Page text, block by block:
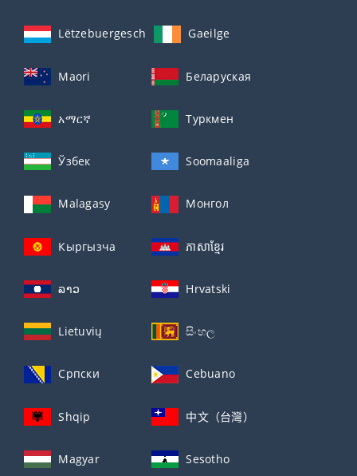
Lëtzebuergesch Gaeilge
Maori Беларуская
አማርኛ Туркмен
Ўзбек Soomaaliga
Malagasy Монгол
Кыргызча ភាសាខ្មែរ
ລາວ Hrvatski
Lietuvių සිංහල
Српски Cebuano
Shqip 中文（台灣）
Magyar Sesotho